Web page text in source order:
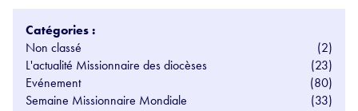
Catégories :
Non classé
(2)
L'actualité Missionnaire des diocèses
(23)
Evénement
(80)
Semaine Missionnaire Mondiale
(33)